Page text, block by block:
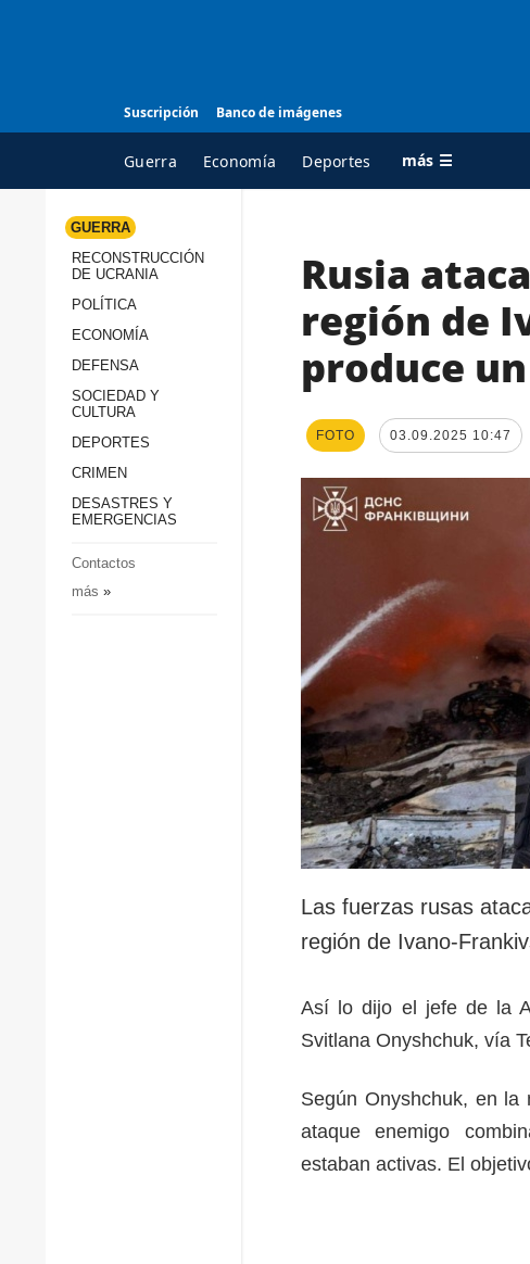
Suscripción Banco de imágenes
Guerra Economía Deportes más ☰
TODAS LAS
Reconstrucción de
Sociedad y Cultura
Desastres y emergencias
GUERRA
RECONSTRUCCIÓN
DE UCRANIA
POLÍTICA
ECONOMÍA
DEFENSA
SOCIEDAD Y
CULTURA
DEPORTES
CRIMEN
DESASTRES Y
EMERGENCIAS
Contactos
más »
Rusia
región de
produce
FOTO 03.09.2025 10:47
Las fuerzas rusas
región de Ivano-
Así lo dijo el jefe de la
Svitlana Onyshchuk, vía
Según Onyshchuk, en
ataque enemigo
estaban activas. El